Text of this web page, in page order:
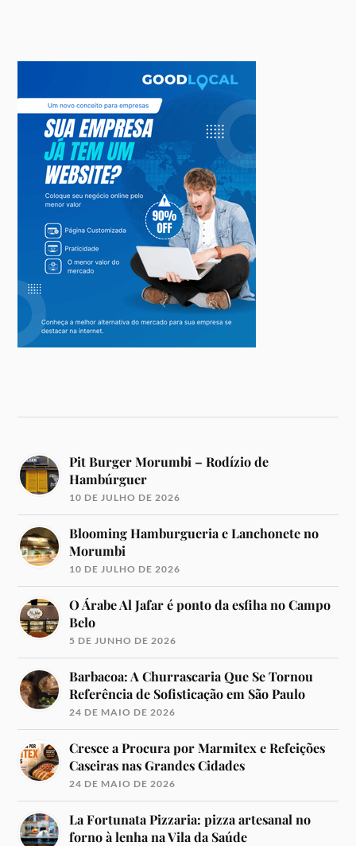
Pit Burger Morumbi – Rodízio de
Hambúrguer
10 DE JULHO DE 2026
Blooming Hamburgueria e Lanchonete no
Morumbi
10 DE JULHO DE 2026
O Árabe Al Jafar é ponto da esfiha no Campo
Belo
5 DE JUNHO DE 2026
Barbacoa: A Churrascaria Que Se Tornou
Referência de Sofisticação em São Paulo
24 DE MAIO DE 2026
Cresce a Procura por Marmitex e Refeições
Caseiras nas Grandes Cidades
24 DE MAIO DE 2026
La Fortunata Pizzaria: pizza artesanal no
forno à lenha na Vila da Saúde